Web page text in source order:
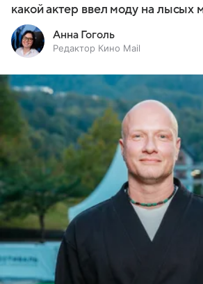
какой актер ввел моду на лысых
Анна Гоголь
Редактор Кино Mail